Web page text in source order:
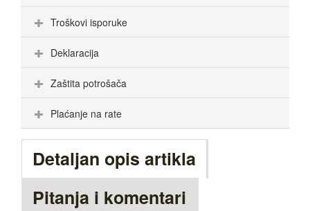
Troškovi isporuke
Deklaracija
Zaštita potrošača
Plaćanje na rate
Detaljan opis artikla
Pitanja i komentari